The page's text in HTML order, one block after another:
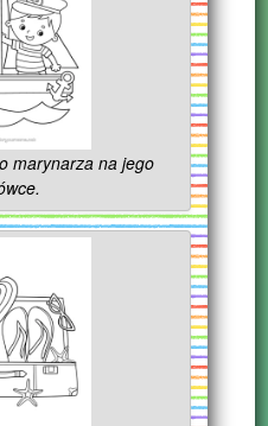
marynarza na jego